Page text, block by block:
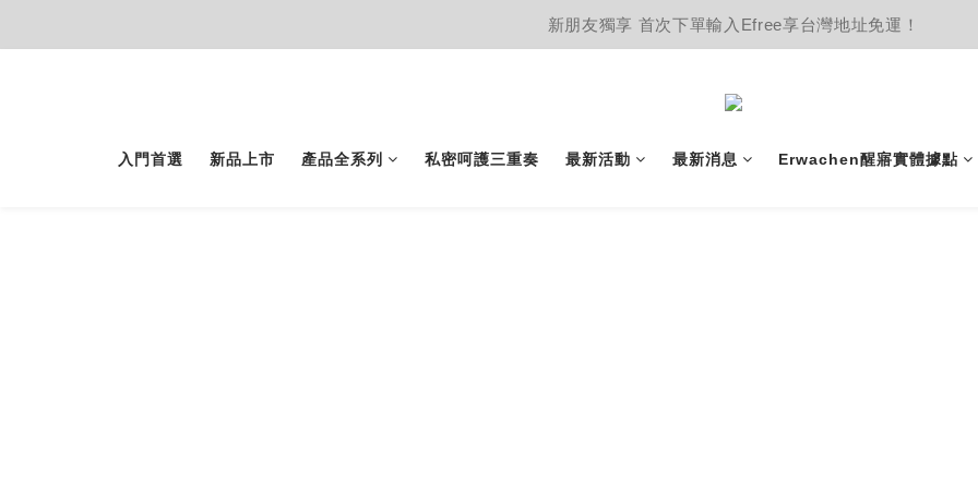
新朋友獨享 首次下單輸入Efree享台灣地址免運！
入門首選 新品上市 產品全系列 私密呵護三重奏 最新活動 最新消息 Erwachen醒寤實體據點